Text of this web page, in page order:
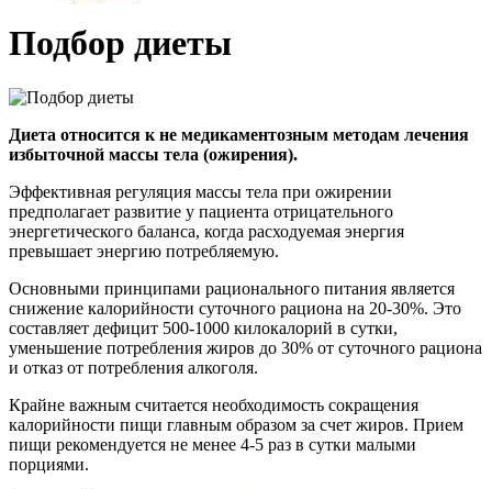
Подбор диеты
Диета относится к не медикаментозным методам лечения
избыточной массы тела (ожирения).
Эффективная регуляция массы тела при ожирении
предполагает развитие у пациента отрицательного
энергетического баланса, когда расходуемая энергия
превышает энергию потребляемую.
Основными принципами рационального питания является
снижение калорийности суточного рациона на 20-30%. Это
составляет дефицит 500-1000 килокалорий в сутки,
уменьшение потребления жиров до 30% от суточного рациона
и отказ от потребления алкоголя.
Крайне важным считается необходимость сокращения
калорийности пищи главным образом за счет жиров. Прием
пищи рекомендуется не менее 4-5 раз в сутки малыми
порциями.